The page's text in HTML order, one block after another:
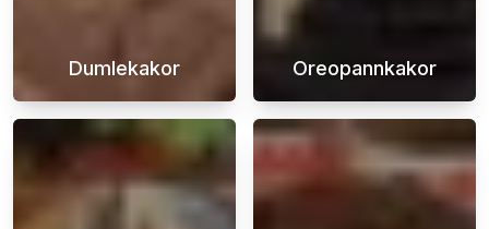
Dumlekakor
Njut av den ultimata godbiten med våra
Oreopannkakor
Väck ditt